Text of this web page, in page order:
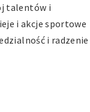
talentów i
i akcje sportowe
i radzenie